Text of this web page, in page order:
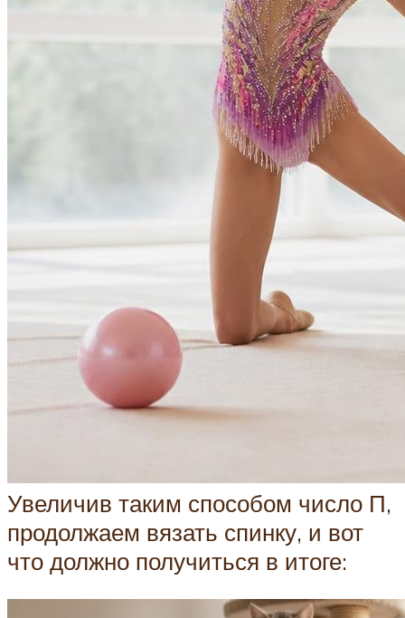
Увеличив таким способом число П,
продолжаем вязать спинку, и вот
что должно получиться в итоге: